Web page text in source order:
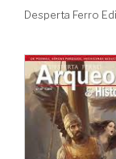
Desperta Ferro